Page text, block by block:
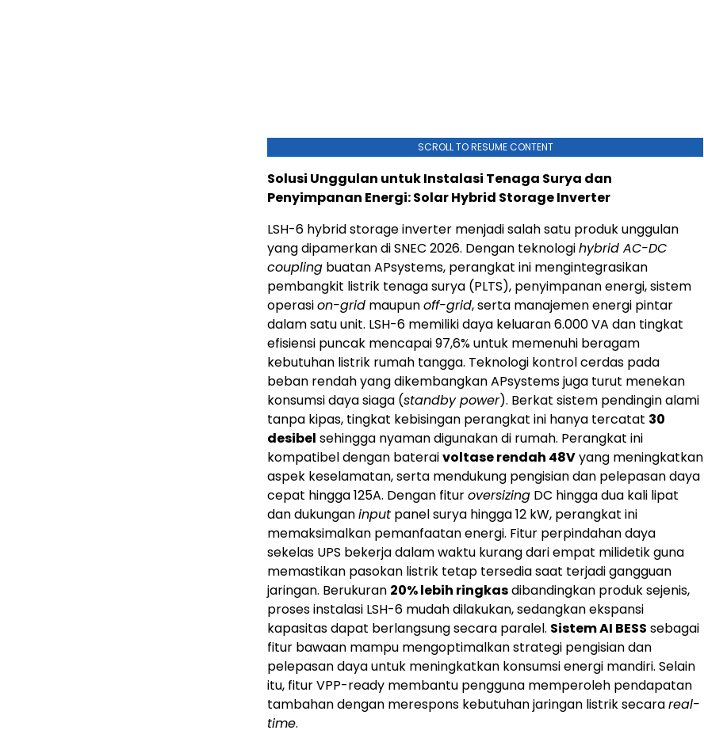
SCROLL TO RESUME CONTENT
Solusi Unggulan untuk Instalasi Tenaga Surya dan
Penyimpanan Energi: Solar Hybrid Storage Inverter
LSH-6 hybrid storage inverter menjadi salah satu produk unggulan
yang dipamerkan di SNEC 2026. Dengan teknologihybrid AC-DC
coupling buatan APsystems, perangkat ini mengintegrasikan
pembangkit listrik tenaga surya (PLTS), penyimpanan energi, sistem
operasion-grid maupunoff-grid, serta manajemen energi pintar
dalam satu unit. LSH-6 memiliki daya keluaran 6.000 VA dan tingkat
efisiensi puncak mencapai 97,6% untuk memenuhi beragam
kebutuhan listrik rumah tangga. Teknologi kontrol cerdas pada
beban rendah yang dikembangkan APsystems juga turut menekan
konsumsi daya siaga (standby power). Berkat sistem pendingin alami
tanpa kipas, tingkat kebisingan perangkat ini hanya tercatat 30
desibel sehingga nyaman digunakan di rumah. Perangkat ini
kompatibel dengan bateraivoltase rendah 48Vyang meningkatkan
aspek keselamatan, serta mendukung pengisian dan pelepasan daya
cepat hingga 125A. Dengan fituroversizing DC hingga dua kali lipat
dan dukunganinput panel surya hingga 12 kW, perangkat ini
memaksimalkan pemanfaatan energi. Fitur perpindahan daya
sekelas UPS bekerja dalam waktu kurang dari empat milidetik guna
memastikan pasokan listrik tetap tersedia saat terjadi gangguan
jaringan. Berukuran 20% lebih ringkasdibandingkan produk sejenis,
proses instalasi LSH-6 mudah dilakukan, sedangkan ekspansi
kapasitas dapat berlangsung secara paralel. Sistem AI BESS sebagai
fitur bawaan mampu mengoptimalkan strategi pengisian dan
pelepasan daya untuk meningkatkan konsumsi energi mandiri. Selain
itu, fitur VPP-ready membantu pengguna memperoleh pendapatan
tambahan dengan merespons kebutuhan jaringan listrik secarareal-
time.